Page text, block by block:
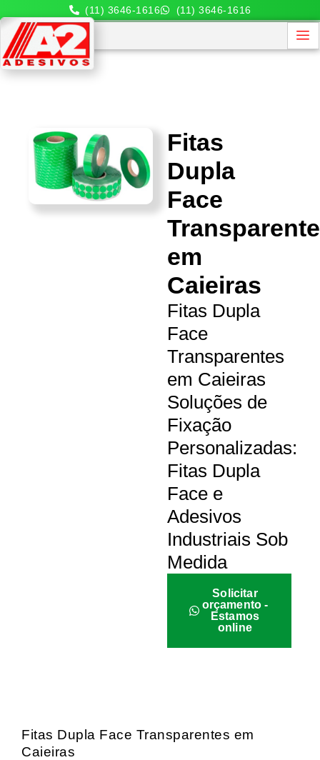
(11) 3646-1616 (11) 3646-1616
Fitas
Dupla
Face
em
Caieiras
Fitas Dupla
Face
Transparentes
em Caieiras
Soluções de
Fixação
Personalizadas:
Fitas Dupla
Face e
Adesivos
Industriais Sob
Medida
Solicitar
orçamento -
Estamos
online
Fitas Dupla Face Transparentes em
Caieiras